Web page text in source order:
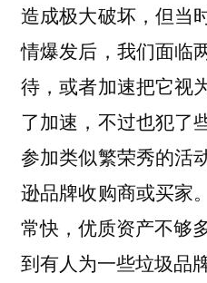
造成极大破坏，但当
情爆发后，我们面临
待，或者加速把它视
了加速，不过也犯了
参加类似繁荣秀的活
逊品牌收购商或买家
常快，优质资产不够
到有人为一些垃圾品